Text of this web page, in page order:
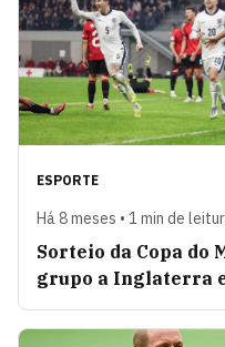
ESPORTE
Há 8 meses • 1 min de
Sorteio da Copa do
grupo a Inglaterra